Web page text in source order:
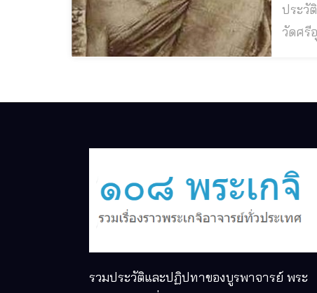
ประวัติและปฏิป
วัดศรีอุบลรัตนาราม พระอาจารย์สี
รวมประวัติและปฏิปทาของบูรพาจารย์ พระ